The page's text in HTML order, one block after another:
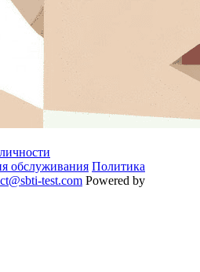
обслуживания Политика
test.com Powered by